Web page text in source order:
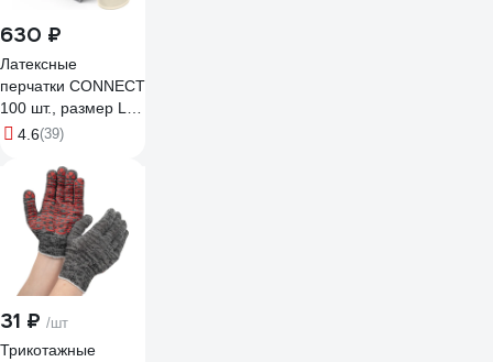
630 ₽
Латексные
перчатки CONNECT
100 шт., размер L
CТ0000004670
4.6(39)
31 ₽ /шт
Трикотажные